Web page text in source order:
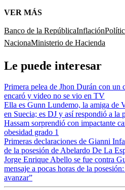
VER MÁS
Banco de la RepúblicaInflación
NacionaMinisterio de Hacienda
Le puede interesar
Primera pelea de Jhon Durán con un
encaró y video no se vio en TV
Ella es Gunn Lundemo, la amiga de
en Suecia; es DJ y así respondió a la
Hassam sorprendió con impactante
obesidad grado 1
Primeras declaraciones de Gianni
de la posesión de Abelardo De La
Jorge Enrique Abello se fue contra
mensaje a pocas horas de la
avanzar”